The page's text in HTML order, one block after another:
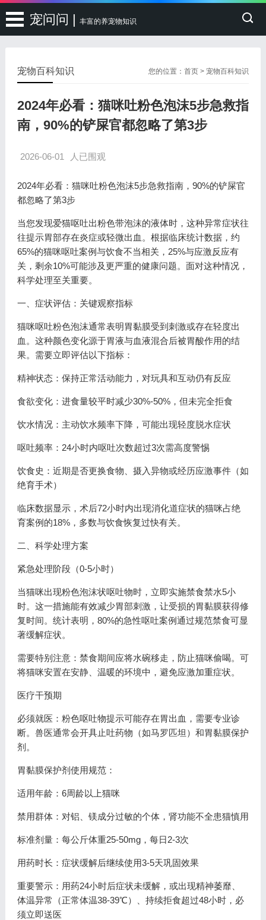
宠问问 | 丰富的养宠物知识
您的位置：首页 >宠物百科知识
宠物百科知识
2024年必看：猫咪吐粉色泡沫5步急救指
南，90%的铲屎官都忽略了第3步
2026-06-01 人已围观
2024年必看：猫咪吐粉色泡沫5步急救指南，90%的铲屎官
都忽略了第3步
当您发现爱猫呕吐出粉色带泡沫的液体时，这种异常症状往
往提示胃部存在炎症或轻微出血。根据临床统计数据，约
65%的猫咪呕吐案例与饮食不当相关，25%与应激反应有
关，剩余10%可能涉及更严重的健康问题。面对这种情况，
科学处理至关重要。
一、症状评估：关键观察指标
猫咪呕吐粉色泡沫通常表明胃黏膜受到刺激或存在轻度出
血。这种颜色变化源于胃液与血液混合后被胃酸作用的结
果。需要立即评估以下指标：
精神状态：保持正常活动能力，对玩具和互动仍有反应
食欲变化：进食量较平时减少30%-50%，但未完全拒食
饮水情况：主动饮水频率下降，可能出现轻度脱水症状
呕吐频率：24小时内呕吐次数超过3次需高度警惕
饮食史：近期是否更换食物、摄入异物或经历应激事件（如
绝育手术）
临床数据显示，术后72小时内出现消化道症状的猫咪占绝
育案例的18%，多数与饮食恢复过快有关。
二、科学处理方案
紧急处理阶段（0-5小时）
当猫咪出现粉色泡沫状呕吐物时，立即实施禁食禁水5小
时。这一措施能有效减少胃部刺激，让受损的胃黏膜获得修
复时间。统计表明，80%的急性呕吐案例通过规范禁食可显
著缓解症状。
需要特别注意：禁食期间应将水碗移走，防止猫咪偷喝。可
将猫咪安置在安静、温暖的环境中，避免应激加重症状。
医疗干预期
必须就医：粉色呕吐物提示可能存在胃出血，需要专业诊
断。兽医通常会开具止吐药物（如马罗匹坦）和胃黏膜保护
剂。
胃黏膜保护剂使用规范：
适用年龄：6周龄以上猫咪
禁用群体：对铝、镁成分过敏的个体，肾功能不全患猫慎用
标准剂量：每公斤体重25-50mg，每日2-3次
用药时长：症状缓解后继续使用3-5天巩固效果
重要警示：用药24小时后症状未缓解，或出现精神萎靡、
体温异常（正常体温38-39℃）、持续拒食超过48小时，必
须立即送医